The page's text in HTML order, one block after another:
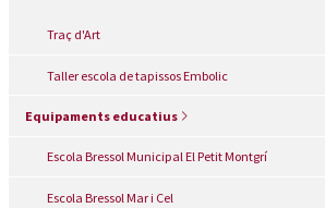
Traç d'Art
Taller escola de tapissos Embolic
Equipaments educatius
Escola Bressol Municipal El Petit Montgrí
Escola Bressol Mar i Cel